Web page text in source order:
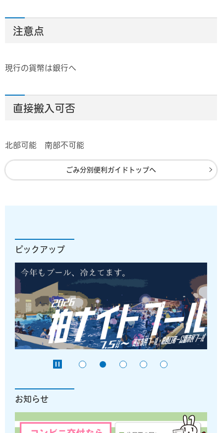
注意点
現行の貨幣は銀行へ
直接搬入可否
北部可能 南部不可能
ごみ分別便利ガイドトップへ
ピックアップ
お知らせ